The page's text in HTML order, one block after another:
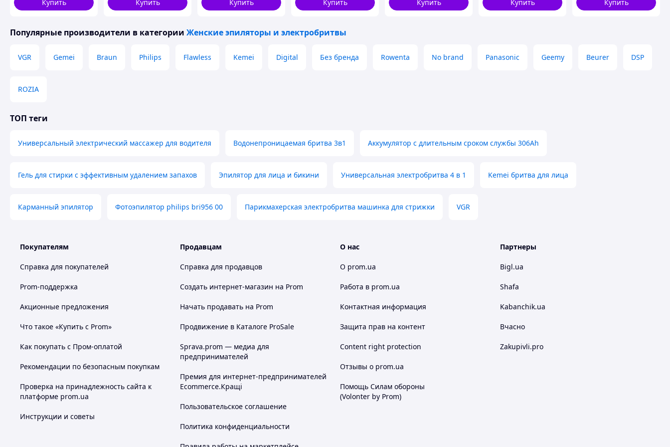
Эпиляционная головка с ограничителем;
плавающая сеточка по середине позволяет сделать все очень чисто, удаляет даже самые короткие
надежная);
Щетка для пилинга лица и тела (для глубокой очистки кожи перед уходовыми процедурами).
Вы не пропустите самые светлые и тонкие волоски.
компактные габариты и небольшой вес, поэтому его можно брать с собой в поездки. Изделие функционирует
на автономном аккумуляторе, который поддерживает работуоколо 100 минут, а полный его заряд занимает
всегооколо 1,5 часа. Герметичный корпус делает возможным использование устройства в душе и
применение пены для бритья, так как данный прибор имеет
Купить
Купить
Купить
Купить
Купить
Купить
Купить
Популярные производители в категории Женские эпиляторы и электробритвы
VGR Gemei Braun Philips Flawless Kemei Digital Без бренда Rowenta No brand Panasonic Geemy Beurer DSP
ROZIA
ТОП теги
Универсальный электрический массажер для водителя Водонепроницаемая бритва 3в1 Аккумулятор с длительным сроком службы 306Ah
Гель для стирки с эффективным удалением запахов Эпилятор для лица и бикини Универсальная электробритва 4 в 1 Kemei бритва для лица
Карманный эпилятор Фотоэпилятор philips bri956 00 Парикмахерская электробритва машинка для стрижки VGR
Покупателям
Справка для покупателей
Prom-поддержка
Акционные предложения
Что такое «Купить с Prom»
Как покупать с Пром-оплатой
Рекомендации по безопасным покупкам
Проверка на принадлежность сайта к
платформе prom.ua
Инструкции и советы
Продавцам
Справка для продавцов
Создать интернет-магазин на Prom
Начать продавать на Prom
Продвижение в Каталоге ProSale
Sprava.prom — медиа для
предпринимателей
Премия для интернет-предпринимателей
Ecommerce.Кращі
Пользовательское соглашение
Политика конфиденциальности
О нас
О prom.ua
Работа в prom.ua
Контактная информация
Защита прав на контент
Content right protection
Отзывы о prom.ua
Помощь Силам обороны
(Volonter by Prom)
Партнеры
Bigl.ua
Shafa
Kabanchik.ua
Вчасно
Zakupivli.pro